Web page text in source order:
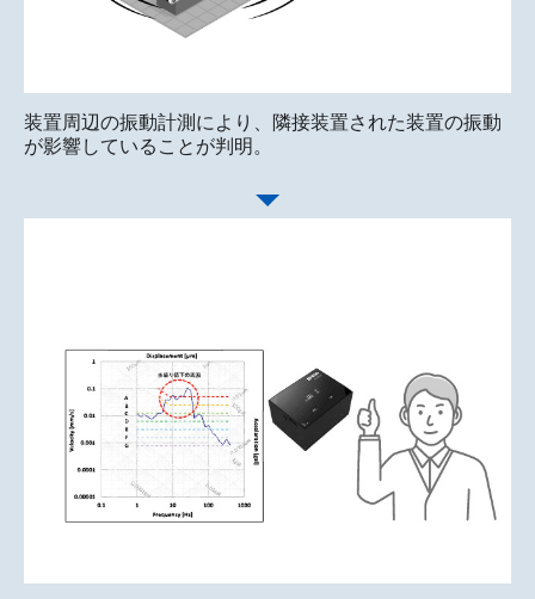
装置周辺の振動計測により、隣接装置された装置の振動
が影響していることが判明。